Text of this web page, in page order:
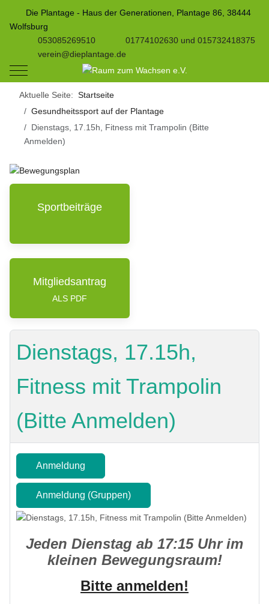
Die Plantage - Haus der Generationen, Plantage 86, 38444
Wolfsburg
053085269510
01774102630 und 015732418375
verein@dieplantage.de
Mobile Menu Toggle
Aktuelle Seite:Startseite
Gesundheitssport auf der Plantage
Dienstags, 17.15h, Fitness mit Trampolin (Bitte
Anmelden)
Sportbeiträge
Mitgliedsantrag
ALS PDF
Dienstags, 17.15h,
Fitness mit Trampolin
(Bitte Anmelden)
Anmeldung
Anmeldung (Gruppen)
Jeden Dienstag ab 17:15 Uhr im
kleinen Bewegungsraum!
Bitte anmelden!